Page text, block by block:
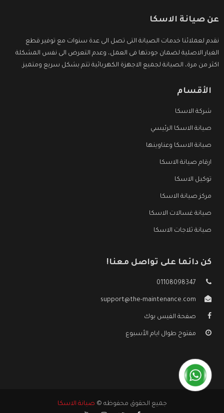
عن صيانة الاسكا
نقدم لعملائنا خدمات الصيانة التى تصل الى عدة سنوات مع توفير قطع
الغيار الاصلية لضمان جودتها فى العمل، وعدم التعرض الى نفس المشكلة
اكثر من مرة، الصيانة لجميع الاجهزة الكهربائية تتم بشكل سريع ومتميز.
الأقسام
شركة الاسكا
صيانة الاسكا الرئيسي
صيانة الاسكا وعناوينها
ارقام صيانة الاسكا
توكيل الاسكا
مركز صيانة الاسكا
صيانة غسالات الاسكا
صيانة ثلاجات الاسكا
كن دائما على تواصل معنا!
01108098347
support@the-maintenance.com
صفحة الفيس بوك
مفتوح طوال ايام الأسبوع
جميع الحقوق محفوظه © صيانة الاسكا